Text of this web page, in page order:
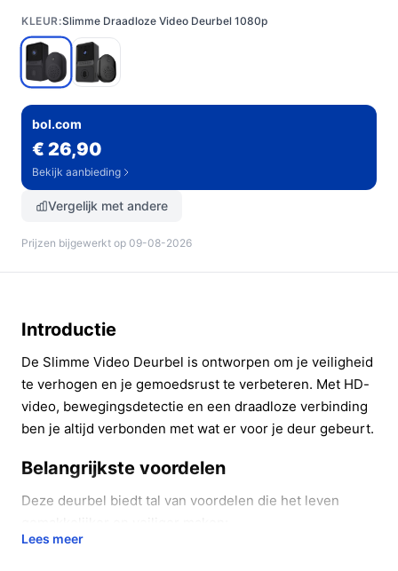
KLEUR:Slimme Draadloze Video Deurbel 1080p
bol.com
€ 26,90
Bekijk aanbieding
Vergelijk met andere
Prijzen bijgewerkt op 09-08-2026
Introductie
De Slimme Video Deurbel is ontworpen om je veiligheid
te verhogen en je gemoedsrust te verbeteren. Met HD-
video, bewegingsdetectie en een draadloze verbinding
ben je altijd verbonden met wat er voor je deur gebeurt.
Belangrijkste voordelen
Deze deurbel biedt tal van voordelen die het leven
Lees meer